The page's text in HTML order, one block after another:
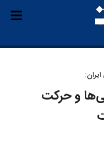
و حرکت